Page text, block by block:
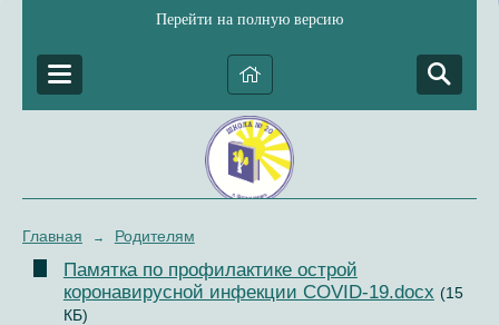
Перейти на полную версию
Главная → Родителям
Памятка по профилактике острой
коронавирусной инфекции COVID-19.docx (15
КБ)